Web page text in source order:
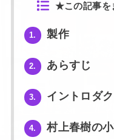
★この記事を
1. 製作
2. あらすじ
3. イントロダ
4.
村上春樹の